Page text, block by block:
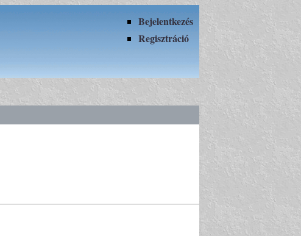
Bejelentkezés
Regisztráció